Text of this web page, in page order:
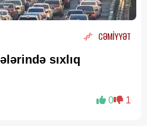
CƏMİYYƏT
sıxlıq
0 1